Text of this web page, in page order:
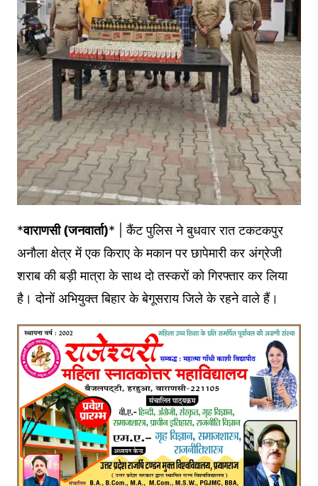
*वाराणसी (जनवार्ता)* | कैंट पुलिस ने बुधवार रात टकटकपुर
अनौला क्षेत्र में एक किराए के मकान पर छापेमारी कर अंग्रेजी
शराब की बड़ी मात्रा के साथ दो तस्करों को गिरफ्तार कर लिया
है। दोनों अभियुक्त बिहार के बेगूसराय जिले के रहने वाले हैं।